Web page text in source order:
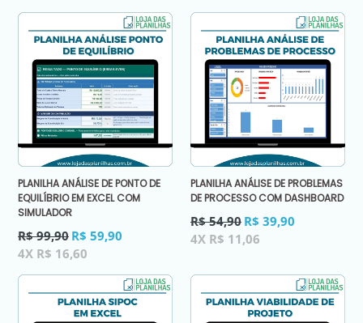
PLANILHA ANÁLISE DE PONTO DE
EQUILÍBRIO EM EXCEL COM
SIMULADOR
Preço
normal
R$ 99,90 R$ 59,90
4X R$ 16,60
PLANILHA ANÁLISE DE PROBLEMAS
DE PROCESSO COM DASHBOARD
Preço
normal
R$ 54,90 R$ 39,90
4X R$ 11,06